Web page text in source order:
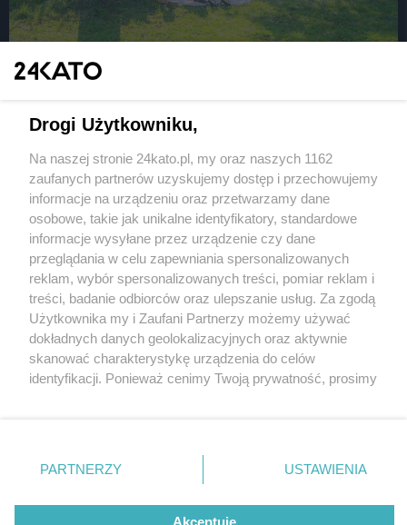
Powstaną jeszcze w 2026 r. w różnych częściach
2 / 3
Dolina Trzech Stawów,
Katowice
Wydawca mediów lokalnych
Nie zapomnij
zapoznać się z:
polityką prywatności regulamin korzystania z portali
Twojemiasto
Piekary Śląskie
Chorzów
Tarnowskie Góry
Gliwice
Skontakuj sięz nami
Kontakt
Wydawca
Redakcja
Drogi Użytkowniku,
Na naszej stronie 24kato.pl, my oraz naszych 1162
zaufanych partnerów uzyskujemy dostęp i przechowujemy
informacje na urządzeniu oraz przetwarzamy dane
osobowe, takie jak unikalne identyfikatory, standardowe
informacje wysyłane przez urządzenie czy dane
przeglądania w celu zapewniania spersonalizowanych
reklam, wybór spersonalizowanych treści, pomiar reklam i
treści, badanie odbiorców oraz ulepszanie usług. Za zgodą
Użytkownika my i Zaufani Partnerzy możemy używać
dokładnych danych geolokalizacyjnych oraz aktywnie
skanować charakterystykę urządzenia do celów
identyfikacji. Ponieważ cenimy Twoją prywatność, prosimy
prywatności znajdujący się w lewym dolnym rogu strony
. Niektóre rodzaje przetwarzania danych nie wymagają
zgody użytkownika, ale masz prawo sprzeciwić się
takiemu przetwarzaniu. Preferencje będą miały
PARTNERZY USTAWIENIA
Akceptuję